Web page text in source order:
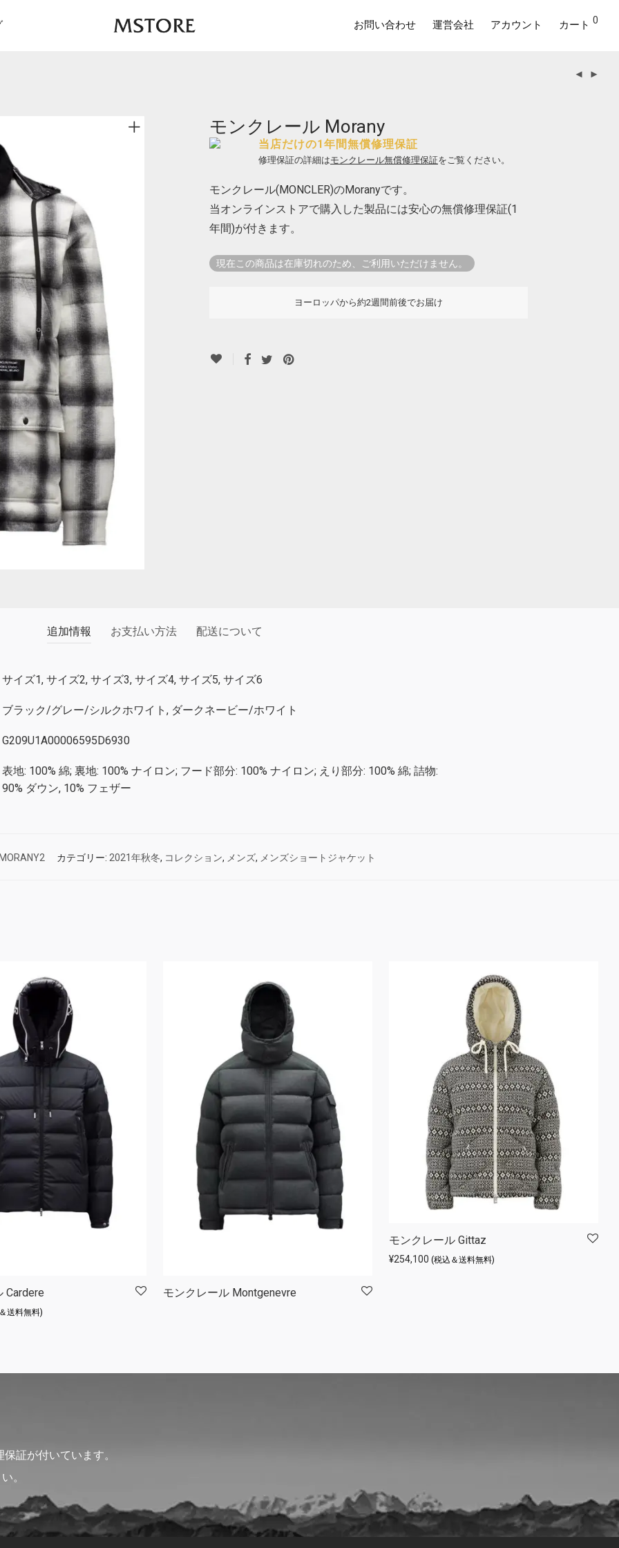
お問い合わせ 運営会社 アカウント カート 0
モンクレール Morany
当店だけの1年間無償修理保証
修理保証の詳細はモンクレール無償修理保証をご覧ください。
モンクレール(MONCLER)のMoranyです。
当オンラインストアで購入した製品には安心の無償修理保証(1
年間)が付きます。
現在この商品は在庫切れのため、ご利用いただけません。
ヨーロッパから約2週間前後でお届け
追加情報 お支払い方法 配送について
サイズ1, サイズ2, サイズ3, サイズ4, サイズ5, サイズ6
ブラック/グレー/シルクホワイト, ダークネービー/ホワイト
G209U1A00006595D6930
表地: 100% 綿; 裏地: 100% ナイロン; フード部分: 100% ナイロン; えり部分: 100% 綿; 詰物:
90% ダウン, 10% フェザー
カテゴリー: 2021年秋冬, コレクション, メンズ, メンズショートジャケット
Cardere
送料無料)
モンクレール Montgenevre
モンクレール Gittaz
¥254,100 (税込＆送料無料)
証が付いています。
。